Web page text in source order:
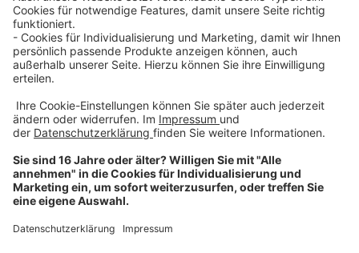
Über uns
Dehner Unternehmen
Jobs bei Dehner